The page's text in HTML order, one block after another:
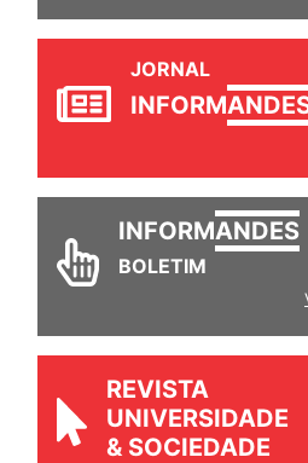
JORNAL
INFORM
INFORMANDES
BOLETIM
REVISTA
UNIVERSIDADE
& SOCIEDADE